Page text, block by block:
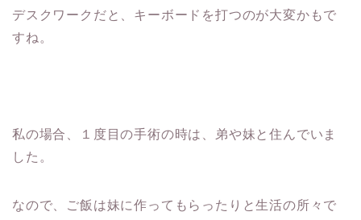
デスクワークだと、キーボードを打つのが大変かもで
すね。
私の場合、１度目の手術の時は、弟や妹と住んでいま
した。
なので、ご飯は妹に作ってもらったりと生活の所々で